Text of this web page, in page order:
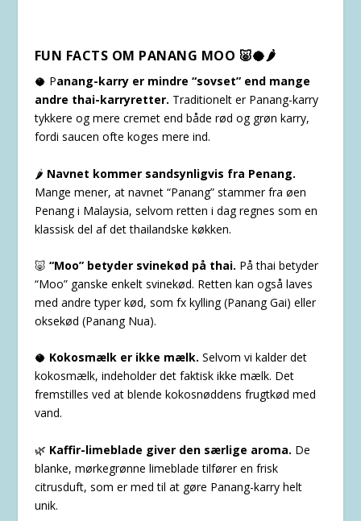
FUN FACTS OM PANANG MOO 🐷🥥🌶️
🥥 Panang-karry er mindre “sovset” end mange
andre thai-karryretter. Traditionelt er Panang-karry
tykkere og mere cremet end både rød og grøn karry,
fordi saucen ofte koges mere ind.
🌶️ Navnet kommer sandsynligvis fra Penang.
Mange mener, at navnet “Panang” stammer fra øen
Penang i Malaysia, selvom retten i dag regnes som en
klassisk del af det thailandske køkken.
🐷 “Moo” betyder svinekød på thai. På thai betyder
“Moo” ganske enkelt svinekød. Retten kan også laves
med andre typer kød, som fx kylling (Panang Gai) eller
oksekød (Panang Nua).
🥥 Kokosmælk er ikke mælk. Selvom vi kalder det
kokosmælk, indeholder det faktisk ikke mælk. Det
fremstilles ved at blende kokosnøddens frugtkød med
vand.
🌿 Kaffir-limeblade giver den særlige aroma. De
blanke, mørkegrønne limeblade tilfører en frisk
citrusduft, som er med til at gøre Panang-karry helt
unik.